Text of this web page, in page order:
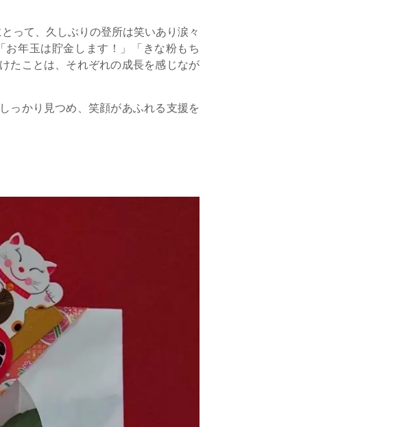
って、久しぶりの登所は笑いあり涙々
年玉は貯金します！」「きな粉もち
たことは、それぞれの成長を感じなが
っかり見つめ、笑顔があふれる支援を